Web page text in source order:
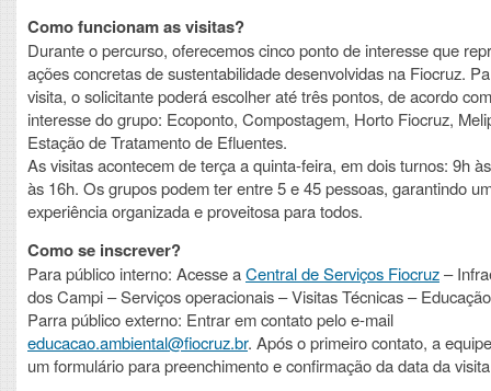
Como funcionam as visitas?
Durante o percurso, oferecemos cinco ponto de interesse que
ações concretas de sustentabilidade desenvolvidas na Fiocruz.
visita, o solicitante poderá escolher até três pontos, de acordo
interesse do grupo: Ecoponto, Compostagem, Horto Fiocruz,
Estação de Tratamento de Efluentes.
As visitas acontecem de terça a quinta-feira, em dois turnos: 9h
às 16h. Os grupos podem ter entre 5 e 45 pessoas, garantindo
experiência organizada e proveitosa para todos.
Como se inscrever?
Para público interno: Acesse aCentral de Serviços Fiocruz–
dos Campi – Serviços operacionais – Visitas Técnicas –
Parra público externo: Entrar em contato pelo e-mail
educacao.ambiental@fiocruz.br. Após o primeiro contato, a
um formulário para preenchimento e confirmação da data da